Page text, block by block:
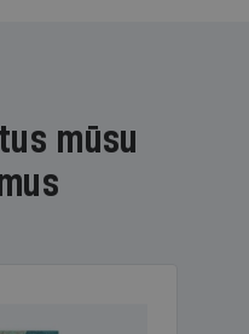
mūsu